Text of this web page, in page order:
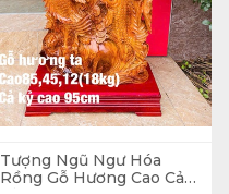
Tượng Ngũ Ngư Hóa
Rồng Gỗ Hương Cao Cả